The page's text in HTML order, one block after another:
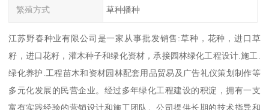
繁殖方式 草种播种
江苏野春种业有限公司是一家从事批发销售:草种，花种，进口草
籽，进口花籽，灌木种子和绿化资材，承接园林绿化工程设计.施工.
绿化养护.工程苗木和资材园林配套用品贸易及广告礼仪策划制作等
多元化发展的民营企业。经过多年绿化工程建设的积淀，拥有一支
富有实践经验的营销设计和施工团队。公司提供长期的技术指导和